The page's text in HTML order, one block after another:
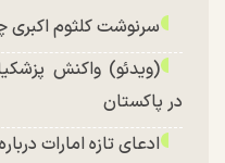
سرنوشت کلثوم
(ویدئو) واکنش
در پاکستان
ادعای تازه امارات